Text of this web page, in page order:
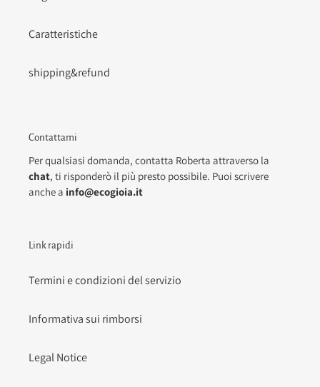
Caratteristiche
shipping&refund
Contattami
Per qualsiasi domanda, contatta Roberta attraverso la
chat, ti risponderò il più presto possibile. Puoi scrivere
anche a info@ecogioia.it
Link rapidi
Termini e condizioni del servizio
Informativa sui rimborsi
Legal Notice